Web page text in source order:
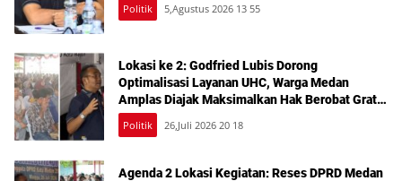
Politik 5,Agustus 2026 13 55
Lokasi ke 2: Godfried Lubis Dorong
Optimalisasi Layanan UHC, Warga Medan
Amplas Diajak Maksimalkan Hak Berobat Gratis
Bermodal KTP
Politik 26,Juli 2026 20 18
Agenda 2 Lokasi Kegiatan: Reses DPRD Medan